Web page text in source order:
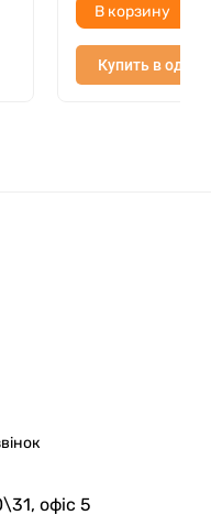
В корзину
Купить в один
офіс 5